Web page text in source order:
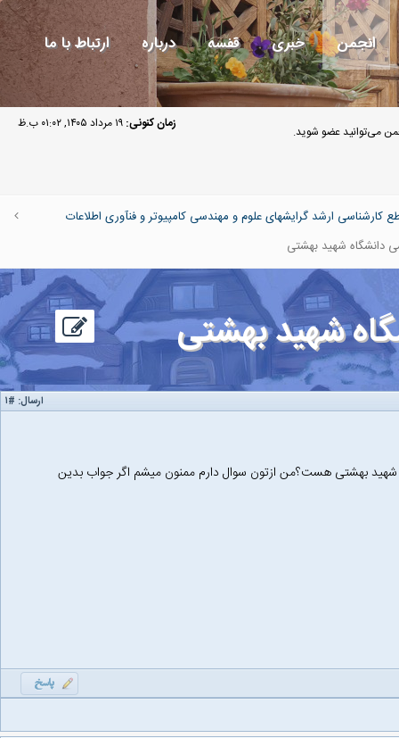
انجمن خبری قفسه درباره ارتباط با ما
زمان کنونی: ۱۹ مرداد ۱۴۰۵, ۰۱:۰۲ ب.ظ می‌توانید عضو شوید.
ارشد گرایشهای علوم و مهندسی کامپیوتر و فنآوری اطلاعات
دانشگاه شهید بهشتی
شهید بهشتی
ارسال: #۱
بهشتی هست؟من ازتون سوال دارم ممنون میشم اگر جواب بدین